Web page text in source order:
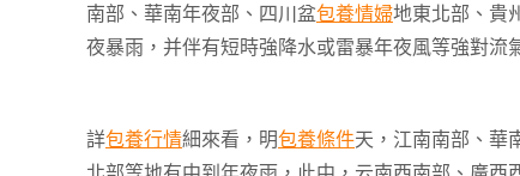
南部、華南年夜部、四川盆包養情婦地東北部、貴
夜暴雨，并伴有短時強降水或雷暴年夜風等強對流
詳包養行情細來看，明包養條件天，江南南部、華